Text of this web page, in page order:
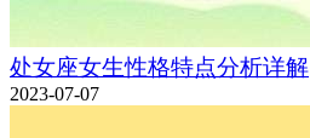
处女座女生性格特点分析详解
2023-07-07